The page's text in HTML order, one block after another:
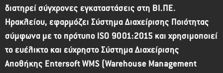
διατηρεί σύγχρονες εγκαταστάσεις στη ΒΙ.ΠΕ.
Ηρακλείου, εφαρμόζει Σύστημα Διαχείρισης Ποιότητας
σύμφωνα με το πρότυπο ISO 9001:2015 και χρησιμοποιεί
το ευέλικτο και εύχρηστο Σύστημα Διαχείρισης
Αποθήκης Entersoft WMS (Warehouse Management